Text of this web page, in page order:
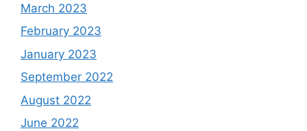
March 2023
February 2023
January 2023
September 2022
August 2022
June 2022